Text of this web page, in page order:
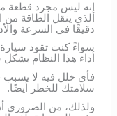
إنه ليس مجرد قطعة
الذي ينقل الطاقة
دقيقًا في السرعة
سواءً كنت تقود سيارة
أداء هذا النظام بشكل
فأي خلل فيه لا
سلامتك للخطر أيضًا.
ولذلك، من الضروري